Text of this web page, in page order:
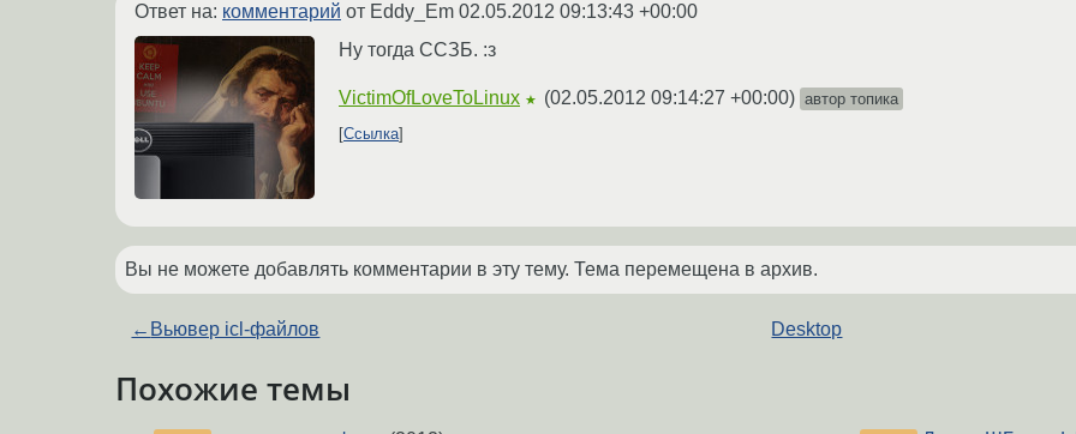
Ответ на: комментарий от Eddy_Em 02.05.2012 09:13:43 +00:00
Ну тогда ССЗБ. :з
VictimOfLoveToLinux ★ (02.05.2012 09:14:27 +00:00) автор топика
Ссылка
Вы не можете добавлять комментарии в эту тему. Тема перемещена в архив.
← Вьювер icl-файлов Desktop
Похожие темы